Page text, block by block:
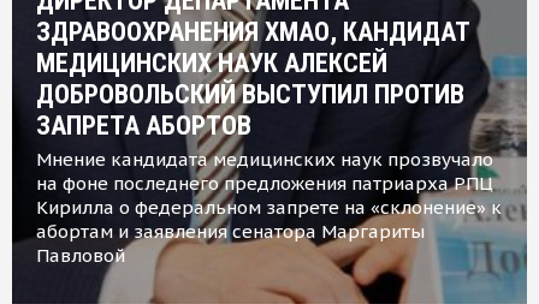
ЗДРАВООХРАНЕНИЯ ХМАО, КАНДИДАТ
МЕДИЦИНСКИХ НАУК АЛЕКСЕЙ
ДОБРОВОЛЬСКИЙ ВЫСТУПИЛ ПРОТИВ
ЗАПРЕТА АБОРТОВ
Мнение кандидата медицинских наук прозвучало
на фоне последнего предложения патриарха РПЦ
Кирилла о федеральном запрете на «склонение» к
абортам и заявления сенатора Маргариты
Павловой